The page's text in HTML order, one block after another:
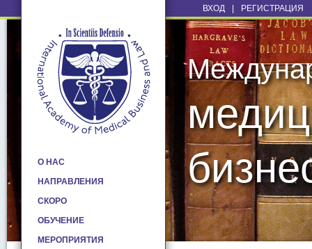
ВХОД РЕГИСТРАЦИЯ
О НАС
НАПРАВЛЕНИЯ
СКОРО
ОБУЧЕНИЕ
МЕРОПРИЯТИЯ